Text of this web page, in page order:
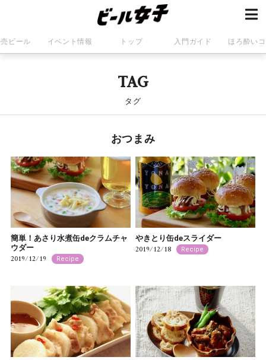
ビール イベント情報 トップ 入門ガイド ほろ酔い
TAG
タグ
おつまみ
簡単！あさり水煮缶deクラムチャ
ウダー
2019/12/19 Recipe
やきとり缶deスライダー
2019/12/18 Recipe